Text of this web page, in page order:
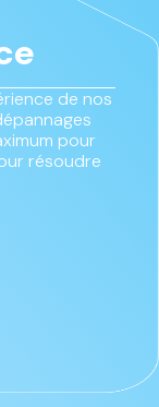
de nos
pour
résoudre